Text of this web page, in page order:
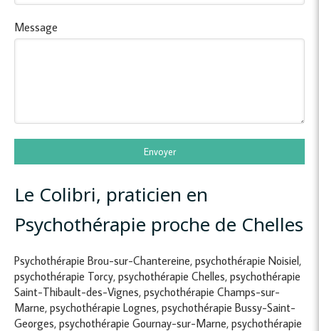
Message
Envoyer
Le Colibri, praticien en
Psychothérapie proche de Chelles
Psychothérapie Brou-sur-Chantereine, psychothérapie Noisiel,
psychothérapie Torcy, psychothérapie Chelles, psychothérapie
Saint-Thibault-des-Vignes, psychothérapie Champs-sur-
Marne, psychothérapie Lognes, psychothérapie Bussy-Saint-
Georges, psychothérapie Gournay-sur-Marne, psychothérapie